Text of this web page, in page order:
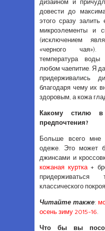
дизайном и
довести до
этого сразу
микроэлементы и
(исключением
«черного чая»).
температура воды
любом чаепитие. Я
придерживались
благодаря чему их
здоровым, а кожа
Какому стилю
предпочтения?
Больше всего мне
одеже. Это может
джинсами и
кожаная куртка+
классического
Читайте также:
осень зиму 2015-16.
Что бы вы